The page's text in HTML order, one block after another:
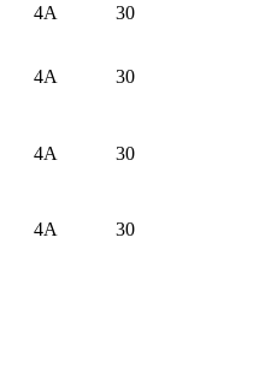
4A 30
4A 30
4A 30
4A 30